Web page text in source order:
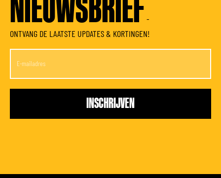
NIEUWSBRIEF -
ONTVANG DE LAATSTE UPDATES & KORTINGEN!